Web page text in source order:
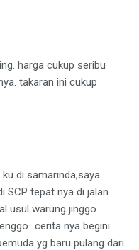
harga cukup seribu
takaran ini cukup
di samarinda,saya
SCP tepat nya di jalan
usul warung jinggo
nya begini
yg baru pulang dari